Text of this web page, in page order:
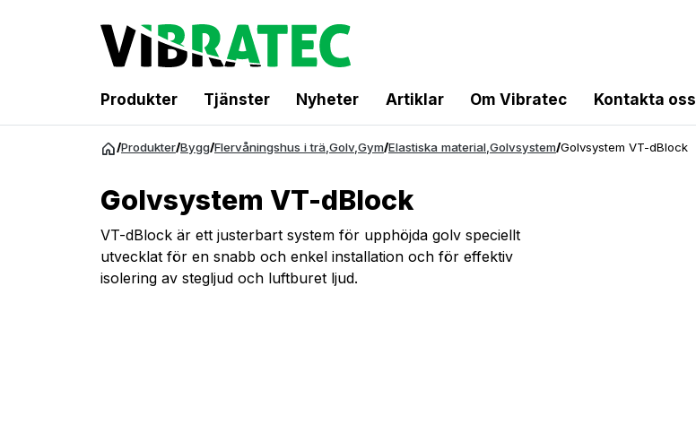
Produkter Tjänster Nyheter Artiklar Om Vibratec Kontakta oss
/Produkter/Bygg/Flervåningshus i trä,Golv,Gym/Elastiska material,Golvsystem/Golvsystem VT-dBlock
Golvsystem VT-dBlock
VT-dBlock är ett justerbart system för upphöjda golv speciellt
utvecklat för en snabb och enkel installation och för effektiv
isolering av stegljud och luftburet ljud.